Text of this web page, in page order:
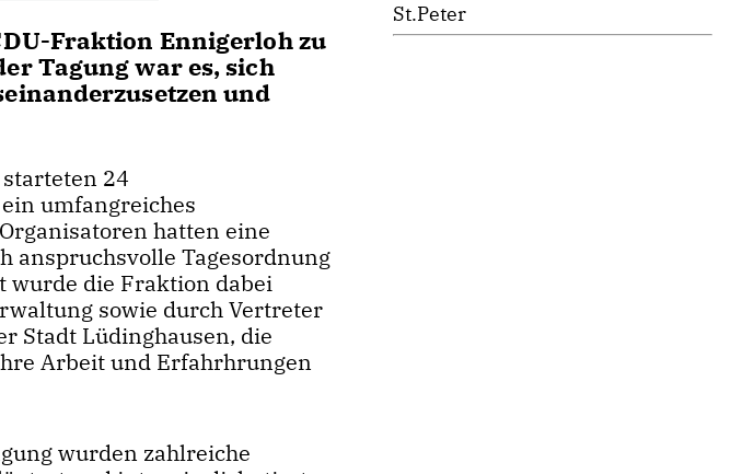
Fraktion Ennigerloh zu
Tagung war es, sich
und
24
umfangreiches
hatten eine
anspruchsvolle Tagesordnung
wurde die Fraktion dabei
sowie durch Vertreter
Stadt Lüdinghausen, die
Arbeit und Erfahrhrungen
wurden zahlreiche
St.Peter